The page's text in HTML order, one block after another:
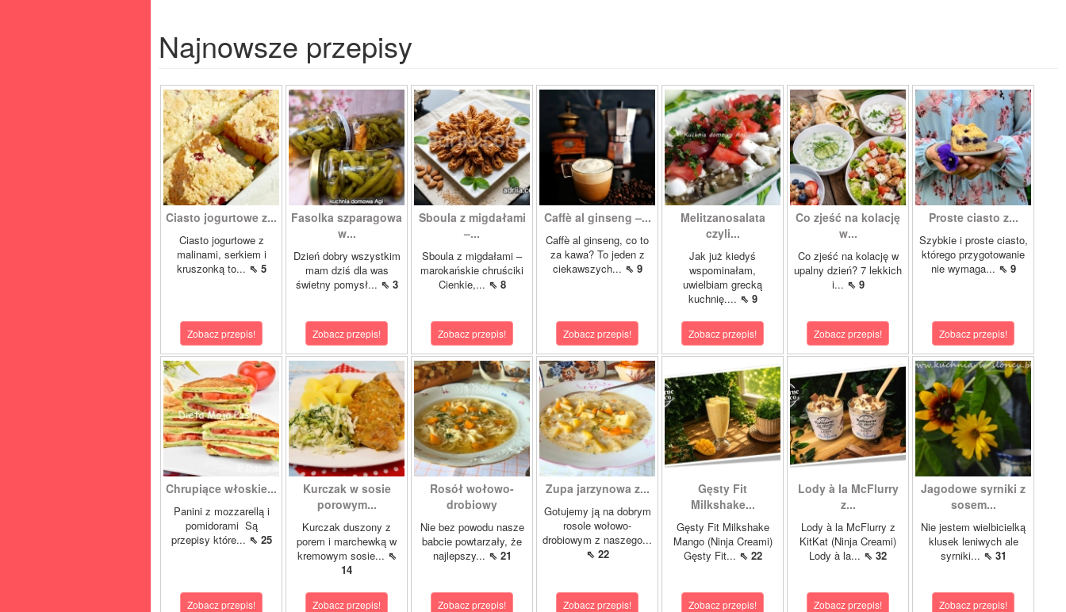
Najnowsze przepisy
Ciasto jogurtowe z...
Ciasto jogurtowe z
malinami, serkiem i
kruszonką to... ⇖ 5
Zobacz przepis!
Fasolka szparagowa
w...
Dzień dobry wszystkim
mam dziś dla was
świetny pomysł... ⇖ 3
Zobacz przepis!
Sboula z migdałami
–...
Sboula z migdałami –
marokańskie chruściki
Cienkie,... ⇖ 8
Zobacz przepis!
Caffè al ginseng –...
Caffè al ginseng, co to
za kawa? To jeden z
ciekawszych... ⇖ 9
Zobacz przepis!
Melitzanosalata
czyli...
Jak już kiedyś
wspominałam,
uwielbiam grecką
kuchnię.... ⇖ 9
Zobacz przepis!
Co zjeść na kolację
w...
Co zjeść na kolację w
upalny dzień? 7 lekkich
i... ⇖ 9
Zobacz przepis!
Proste ciasto z...
Szybkie i proste ciasto,
którego przygotowanie
nie wymaga... ⇖ 9
Zobacz przepis!
Chrupiące włoskie...
Panini z mozzarellą i
pomidorami Są
przepisy które... ⇖ 25
Zobacz przepis!
Kurczak w sosie
porowym...
Kurczak duszony z
porem i marchewką w
kremowym sosie... ⇖
14
Zobacz przepis!
Rosół wołowo-
drobiowy
Nie bez powodu nasze
babcie powtarzały, że
najlepszy... ⇖ 21
Zobacz przepis!
Zupa jarzynowa z...
Gotujemy ją na dobrym
rosole wołowo-
drobiowym z naszego...
⇖ 22
Zobacz przepis!
Gęsty Fit
Milkshake...
Gęsty Fit Milkshake
Mango (Ninja Creami)
Gęsty Fit... ⇖ 22
Zobacz przepis!
Lody à la McFlurry
z...
Lody à la McFlurry z
KitKat (Ninja Creami)
Lody à la... ⇖ 32
Zobacz przepis!
Jagodowe syrniki z
sosem...
Nie jestem wielbicielką
klusek leniwych ale
syrniki... ⇖ 31
Zobacz przepis!